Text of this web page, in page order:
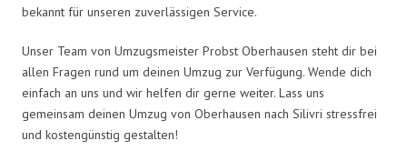
bekannt für unseren zuverlässigen Service.
Unser Team von Umzugsmeister Probst Oberhausen steht dir bei
allen Fragen rund um deinen Umzug zur Verfügung. Wende dich
einfach an uns und wir helfen dir gerne weiter. Lass uns
gemeinsam deinen Umzug von Oberhausen nach Silivri stressfrei
und kostengünstig gestalten!